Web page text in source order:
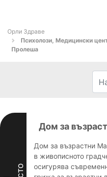
Орли Здраве
Психолози, Медицински
Пролеша
Дом за
Дом за възрастни
в живописното
осигурява